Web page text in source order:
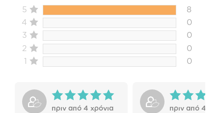
5
8
4
0
3
0
2
0
1
0
πριν από 4 χρόνια πριν από 4